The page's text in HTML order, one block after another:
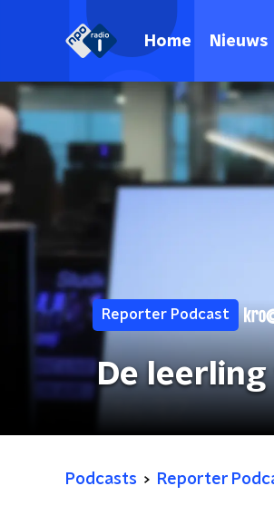
Home Nieuws
Reporter Podcast
De
Podcasts Reporter